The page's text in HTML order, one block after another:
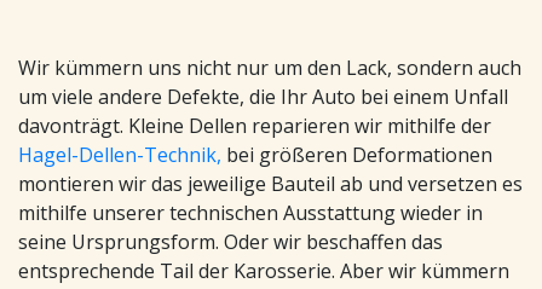
Wir kümmern uns nicht nur um den Lack, sondern auch
um viele andere Defekte, die Ihr Auto bei einem Unfall
davonträgt. Kleine Dellen reparieren wir mithilfe der
Hagel-Dellen-Technik, bei größeren Deformationen
montieren wir das jeweilige Bauteil ab und versetzen es
mithilfe unserer technischen Ausstattung wieder in
seine Ursprungsform. Oder wir beschaffen das
entsprechende Tail der Karosserie. Aber wir kümmern